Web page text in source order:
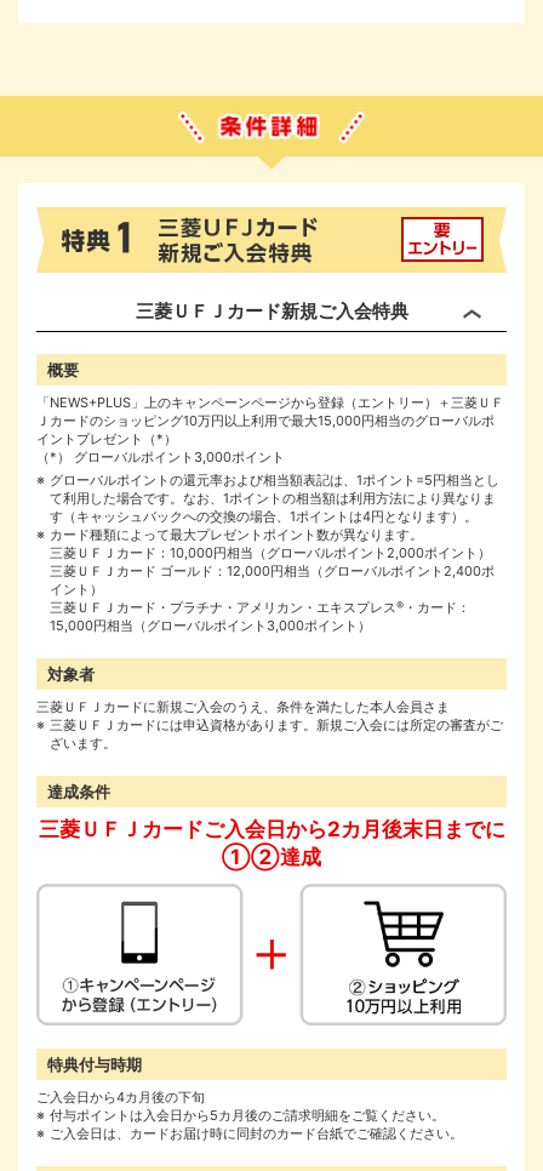
三菱ＵＦＪカード新規ご入会特典
概要
「NEWS+PLUS」上のキャンペーンページから登録（エントリー）＋三菱ＵＦ
Ｊカードのショッピング10万円以上利用で最大15,000円相当のグローバルポ
イントプレゼント（*）
グローバルポイント3,000ポイント
グローバルポイントの還元率および相当額表記は、1ポイント=5円相当とし
て利用した場合です。なお、1ポイントの相当額は利用方法により異なりま
す（キャッシュバックへの交換の場合、1ポイントは4円となります）。
カード種類によって最大プレゼントポイント数が異なります。
三菱ＵＦＪカード：10,000円相当（グローバルポイント2,000ポイント）
三菱ＵＦＪカード ゴールド：12,000円相当（グローバルポイント2,400ポ
イント）
三菱ＵＦＪカード・プラチナ・アメリカン・エキスプレス® ・カード：
15,000円相当（グローバルポイント3,000ポイント）
対象者
三菱ＵＦＪカードに新規ご入会のうえ、条件を満たした本人会員さま
三菱ＵＦＪカードには申込資格があります。新規ご入会には所定の審査がご
ざいます。
達成条件
三菱ＵＦＪカードご入会日から2カ月後末日までに
①②達成
特典付与時期
ご入会日から4カ月後の下旬
付与ポイントは入会日から5カ月後のご請求明細をご覧ください。
ご入会日は、カードお届け時に同封のカード台紙でご確認ください。